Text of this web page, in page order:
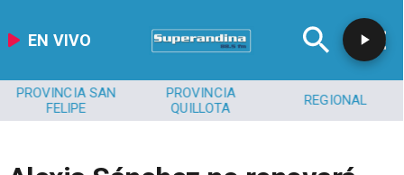
EN VIVO
PROVINCIA SAN
FELIPE
PROVINCIA
QUILLOTA
REGIONAL